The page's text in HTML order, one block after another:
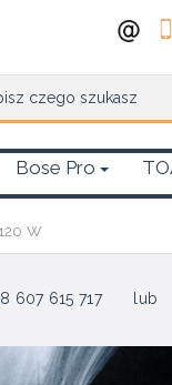
Bose Pro
W
607 615 717 lub